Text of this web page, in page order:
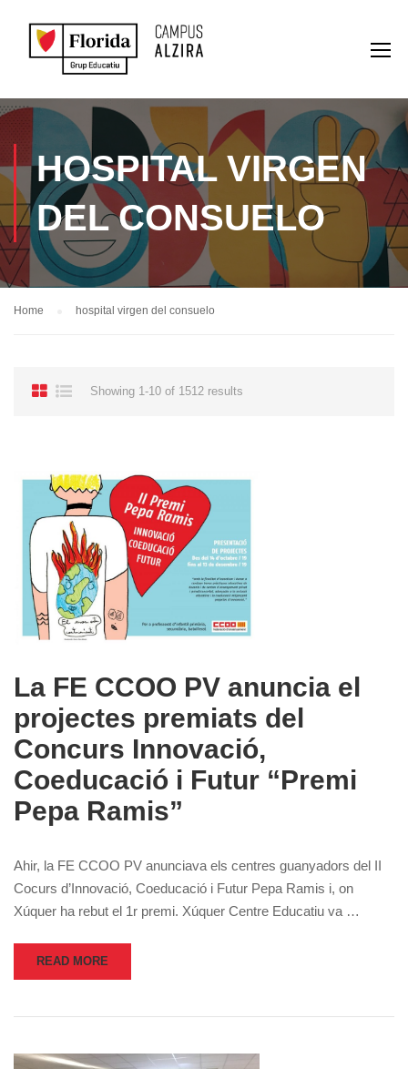
HOSPITAL VIRGEN
DEL CONSUELO
Home hospital virgen del consuelo
Showing 1-10 of 1512 results
La FE CCOO PV anuncia el
projectes premiats del
Concurs Innovació,
Coeducació i Futur “Premi
Pepa Ramis”
Ahir, la FE CCOO PV anunciava els centres guanyadors del II
Cocurs d’Innovació, Coeducació i Futur Pepa Ramis i, on
Xúquer ha rebut el 1r premi. Xúquer Centre Educatiu va …
READ MORE